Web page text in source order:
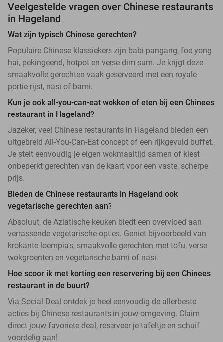
Veelgestelde vragen over Chinese restaurants
in Hageland
Wat zijn typisch Chinese gerechten?
Populaire Chinese klassiekers zijn babi pangang, foe yong
hai, pekingeend, hotpot en verse dim sum. Je krijgt deze
smaakvolle gerechten vaak geserveerd met een royale
portie rijst, nasi of bami.
Kun je ook all-you-can-eat wokken of eten bij een Chinees
restaurant in Hageland?
Jazeker, veel Chinese restaurants in Hageland bieden een
uitgebreid All-You-Can-Eat concept of een rijkgevuld buffet.
Je stelt eenvoudig je eigen wokmaaltijd samen of kiest
onbeperkt gerechten van de kaart voor een vaste, scherpe
prijs.
Bieden de Chinese restaurants in Hageland ook
vegetarische gerechten aan?
Absoluut, de Aziatische keuken biedt een overvloed aan
verrassende vegetarische opties. Geniet bijvoorbeeld van
krokante loempia's, smaakvolle gerechten met tofu, verse
wokgroenten en vegetarische bami of nasi.
Hoe scoor ik met korting een reservering bij een Chinees
restaurant in de buurt?
Via Social Deal ontdek je heel eenvoudig de allerbeste
acties bij Chinese restaurants in jouw omgeving. Claim
direct jouw favoriete deal, reserveer je tafeltje en schuif
voordelig aan!